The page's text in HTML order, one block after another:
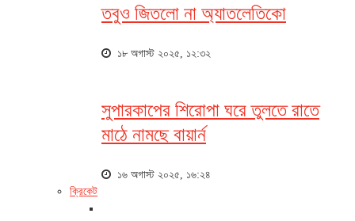
তবুও জিতলো না অ্যাতলেতিকো
১৮ অগাস্ট ২০২৫, ১২:৩২
সুপারকাপের শিরোপা ঘরে তুলতে রাতে
মাঠে নামছে বায়ার্ন
১৬ অগাস্ট ২০২৫, ১৬:২৪
ক্রিকেট